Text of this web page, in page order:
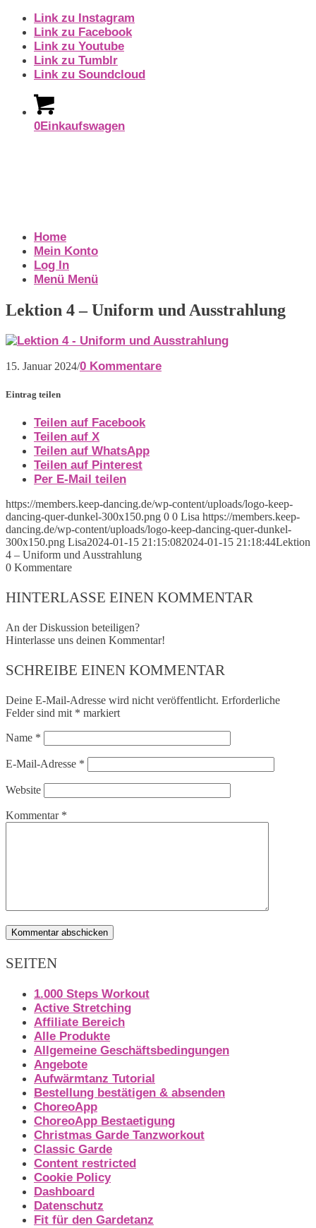
Link zu Instagram
Link zu Facebook
Link zu Youtube
Link zu Tumblr
Link zu Soundcloud
0Einkaufswagen
Home
Mein Konto
Log In
Menü Menü
Lektion 4 – Uniform und Ausstrahlung
15. Januar 2024/0 Kommentare
Eintrag teilen
Teilen auf Facebook
Teilen auf X
Teilen auf WhatsApp
Teilen auf Pinterest
Per E-Mail teilen
https://members.keep-dancing.de/wp-content/uploads/logo-keep-
dancing-quer-dunkel-300x150.png 0 0 Lisa https://members.keep-
dancing.de/wp-content/uploads/logo-keep-dancing-quer-dunkel-
300x150.png Lisa2024-01-15 21:15:082024-01-15 21:18:44Lektion
4 – Uniform und Ausstrahlung
0 Kommentare
HINTERLASSE EINEN KOMMENTAR
An der Diskussion beteiligen?
Hinterlasse uns deinen Kommentar!
SCHREIBE EINEN KOMMENTAR
Deine E-Mail-Adresse wird nicht veröffentlicht. Erforderliche
Felder sind mit * markiert
Name *
E-Mail-Adresse *
Website
Kommentar *
SEITEN
1.000 Steps Workout
Active Stretching
Affiliate Bereich
Alle Produkte
Allgemeine Geschäftsbedingungen
Angebote
Aufwärmtanz Tutorial
Bestellung bestätigen & absenden
ChoreoApp
ChoreoApp Bestaetigung
Christmas Garde Tanzworkout
Classic Garde
Content restricted
Cookie Policy
Dashboard
Datenschutz
Fit für den Gardetanz